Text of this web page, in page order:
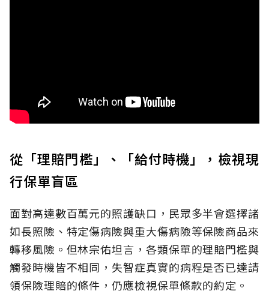
從「理賠門檻」、「給付時機」，檢視現
行保單盲區
面對高達數百萬元的照護缺口，民眾多半會選擇諸
如長照險、特定傷病險與重大傷病險等保險商品來
轉移風險。但林宗佑坦言，各類保單的理賠門檻與
觸發時機皆不相同，失智症真實的病程是否已達請
領保險理賠的條件，仍應檢視保單條款的約定。